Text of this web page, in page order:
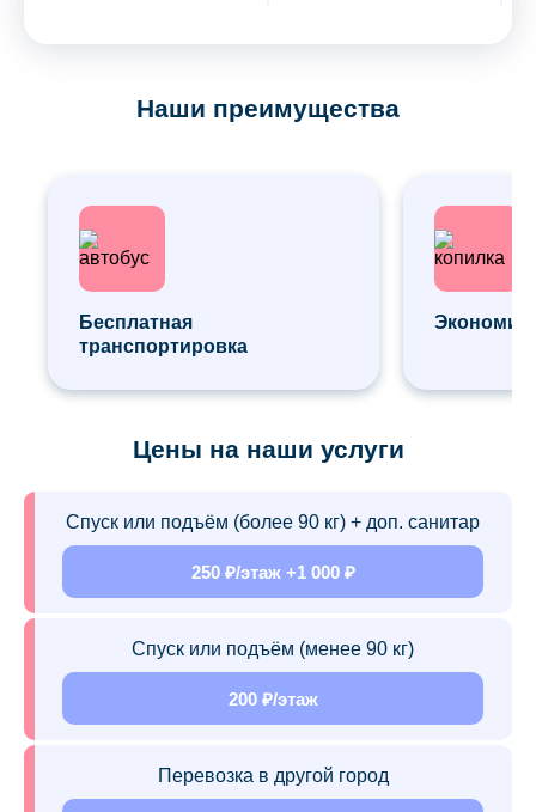
Наши преимущества
Бесплатная
транспортировка
Экономия
Цены на наши услуги
Спуск или подъём (более 90 кг) + доп. санитар
250 ₽/этаж +1 000 ₽
Спуск или подъём (менее 90 кг)
200 ₽/этаж
Перевозка в другой город